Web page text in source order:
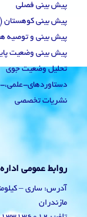
پیش بینی فصلی
پیش بینی کوهستان
پیش بینی و توصیه
پیش بینی وضعیت
تحلیل وضعیت جوی
دستاوردهای-
نشریات تخصصی
روابط عمومی
مازندران